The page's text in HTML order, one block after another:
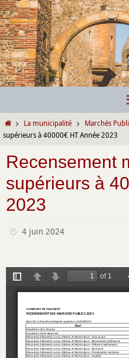
Passer
vers
le
contenu
HomeLa municipalité Marchés
supérieurs à 40000€ HT Année 2023
Recensement
supérieurs à
2023
4 juin 2024